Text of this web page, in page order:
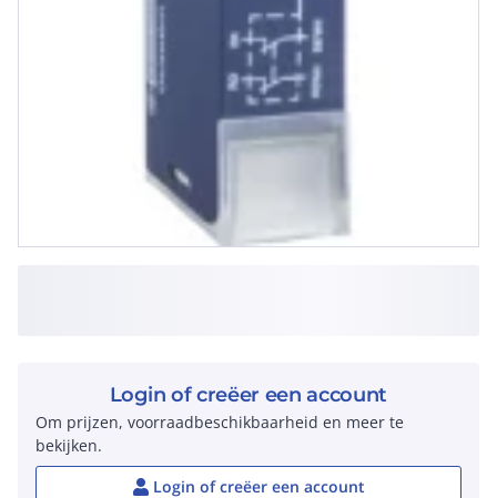
Login of creëer een account
Om prijzen, voorraadbeschikbaarheid en meer te
bekijken.
Login of creëer een account